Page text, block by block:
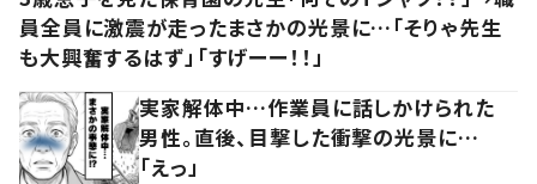
員全員に激震が走ったまさかの光景に…「そりゃ先生
も大興奮するはず」「すげーー！！」
実家解体中…作業員に話しかけられた
男性。直後、目撃した衝撃の光景に…
「えっ」